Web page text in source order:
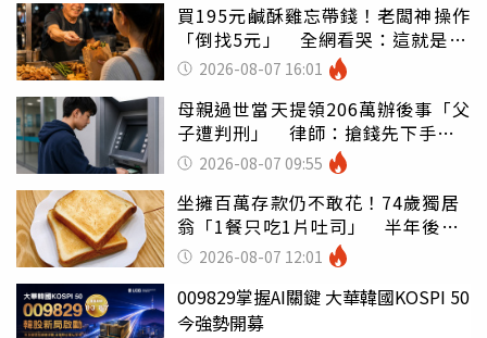
買195元鹹酥雞忘帶錢！老闆神操作
「倒找5元」 全網看哭：這就是台
灣 2026-08-07 16:01
母親過世當天提領206萬辦後事「父
子遭判刑」 律師：搶錢先下手是
罪 2026-08-07 09:55
坐擁百萬存款仍不敢花！74歲獨居
翁「1餐只吃1片吐司」 半年後暴
瘦嚇壞女兒
2026-08-07 12:01
009829掌握AI關鍵 大華韓國KOSPI 50
今強勢開募